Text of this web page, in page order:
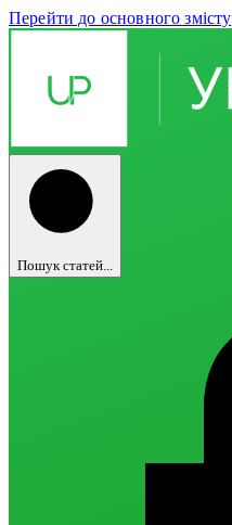
Перейти до основного змісту
Пошук статей...